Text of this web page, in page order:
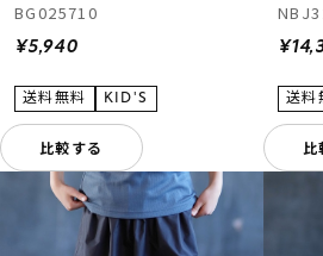
BG025710
¥5,940
比較する 比